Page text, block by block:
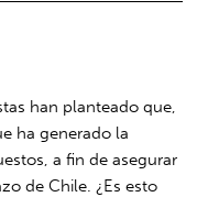
han planteado que,
ha generado la
a fin de asegurar
de Chile. ¿Es esto